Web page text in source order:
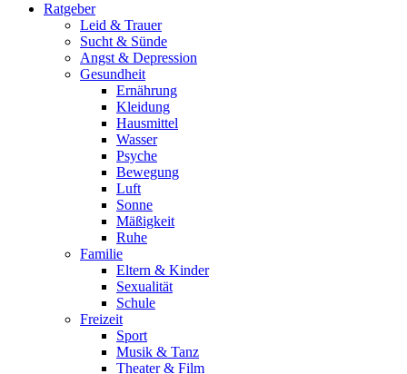
Ratgeber
Leid & Trauer
Sucht & Sünde
Angst & Depression
Gesundheit
Ernährung
Kleidung
Hausmittel
Wasser
Psyche
Bewegung
Luft
Sonne
Mäßigkeit
Ruhe
Familie
Eltern & Kinder
Sexualität
Schule
Freizeit
Sport
Musik & Tanz
Theater & Film